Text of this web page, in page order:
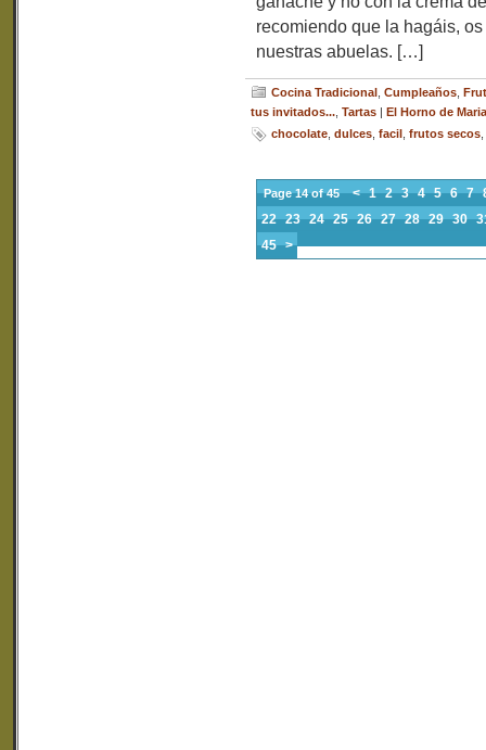
recomiendo que la hagáis,
nuestras abuelas. […]
Cocina Tradicional Cumpleaños
tus invitados... Tartas | El Horno de Maria
chocolate dulces facil frutos secos
Page 14 of 45 < 1 2 3 4 5 6 7
22 23 24 25 26 27 28 29 30
45 >